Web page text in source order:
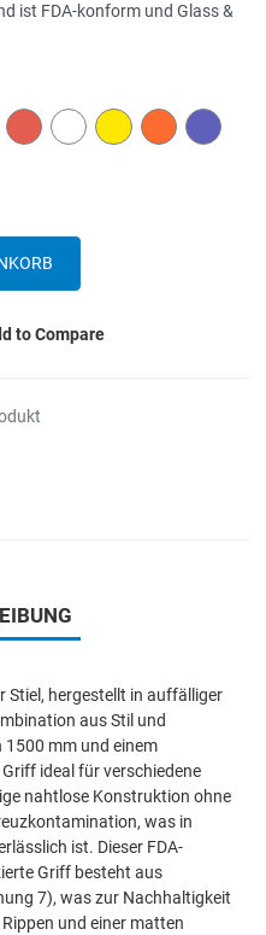
ist FDA-konform und Glass &
RED WHITE YELLOW ORANGE PURPLE
to Compare
Stiel, hergestellt in auffälliger
aus Stil und
mm und einem
ideal für verschiedene
nahtlose Konstruktion ohne
was in
ist. Dieser FDA-
Griff besteht aus
7), was zur Nachhaltigkeit
und einer matten